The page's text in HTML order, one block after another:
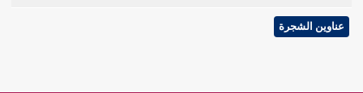
عناوين الشجرة